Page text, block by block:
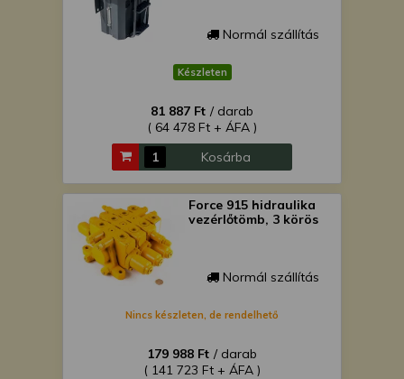
Normál szállítás
Készleten
81 887 Ft / darab
( 64 478 Ft + ÁFA )
Kosárba
Force 915 hidraulika
vezérlőtömb, 3 körös
Normál szállítás
Nincs készleten, de rendelhető
179 988 Ft / darab
( 141 723 Ft + ÁFA )